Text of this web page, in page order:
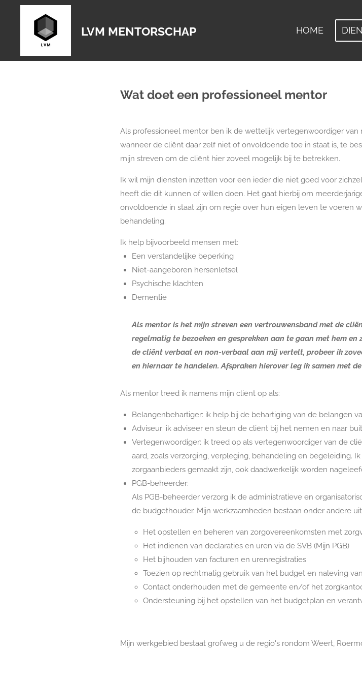
LVM MENTORSCHAP HOME
Wat doet een professioneel mentor
Als professioneel mentor ben ik de wettelijk vertegenwoordiger
wanneer de cliënt daar zelf niet of onvoldoende toe in staat is, te
mijn streven om de cliënt hier zoveel mogelijk bij te betrekken.
Ik wil mijn diensten inzetten voor een ieder die niet goed voor
heeft die dit kunnen of willen doen. Het gaat hierbij om
onvoldoende in staat zijn om regie over hun eigen leven te voeren
behandeling.
Ik help bijvoorbeeld mensen met:
Een verstandelijke beperking
Niet-aangeboren hersenletsel
Psychische klachten
Dementie
Als mentor is het mijn streven een vertrouwensband met de
regelmatig te bezoeken en gesprekken aan te gaan met hem
de cliënt verbaal en non-verbaal aan mij vertelt, probeer ik
en hiernaar te handelen. Afspraken hierover leg ik samen met
Als mentor treed ik namens mijn cliënt op als:
Belangenbehartiger: ik help bij de behartiging van de belangen
Adviseur: ik adviseer en steun de cliënt bij het nemen en naar
Vertegenwoordiger: ik treed op als vertegenwoordiger van de
aard, zoals verzorging, verpleging, behandeling en begeleiding.
zorgaanbieders gemaakt zijn, ook daadwerkelijk worden
PGB-beheerder:
Als PGB-beheerder verzorg ik de administratieve en
de budgethouder. Mijn werkzaamheden bestaan onder andere
Het opstellen en beheren van zorgovereenkomsten met
Het indienen van declaraties en uren via de SVB (Mijn PGB)
Het bijhouden van facturen en urenregistraties
Toezien op rechtmatig gebruik van het budget en naleving
Contact onderhouden met de gemeente en/of het
Ondersteuning bij het opstellen van het budgetplan en
Mijn werkgebied bestaat grofweg u de regio's rondom Weert,